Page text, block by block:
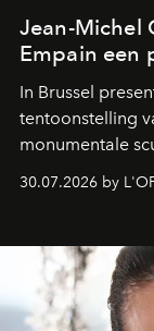
Jean-Michel
Empain een
In Brussel
tentoonstelling
monumentale
fonkelend
een emotionele
moment van
30.07.2026 by